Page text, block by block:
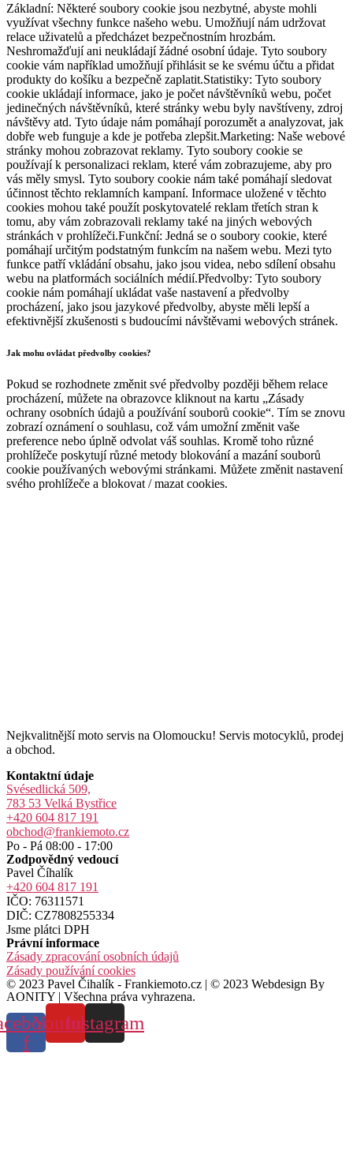
Základní: Některé soubory cookie jsou nezbytné, abyste mohli
využívat všechny funkce našeho webu. Umožňují nám udržovat
relace uživatelů a předcházet bezpečnostním hrozbám.
Neshromažďují ani neukládají žádné osobní údaje. Tyto soubory
cookie vám například umožňují přihlásit se ke svému účtu a přidat
produkty do košíku a bezpečně zaplatit.Statistiky: Tyto soubory
cookie ukládají informace, jako je počet návštěvníků webu, počet
jedinečných návštěvníků, které stránky webu byly navštíveny, zdroj
návštěvy atd. Tyto údaje nám pomáhají porozumět a analyzovat, jak
dobře web funguje a kde je potřeba zlepšit.Marketing: Naše webové
stránky mohou zobrazovat reklamy. Tyto soubory cookie se
používají k personalizaci reklam, které vám zobrazujeme, aby pro
vás měly smysl. Tyto soubory cookie nám také pomáhají sledovat
účinnost těchto reklamních kampaní. Informace uložené v těchto
cookies mohou také použít poskytovatelé reklam třetích stran k
tomu, aby vám zobrazovali reklamy také na jiných webových
stránkách v prohlížeči.Funkční: Jedná se o soubory cookie, které
pomáhají určitým podstatným funkcím na našem webu. Mezi tyto
funkce patří vkládání obsahu, jako jsou videa, nebo sdílení obsahu
webu na platformách sociálních médií.Předvolby: Tyto soubory
cookie nám pomáhají ukládat vaše nastavení a předvolby
procházení, jako jsou jazykové předvolby, abyste měli lepší a
efektivnější zkušenosti s budoucími návštěvami webových stránek.
Jak mohu ovládat předvolby cookies?
Pokud se rozhodnete změnit své předvolby později během relace
procházení, můžete na obrazovce kliknout na kartu „Zásady
ochrany osobních údajů a používání souborů cookie“. Tím se znovu
zobrazí oznámení o souhlasu, což vám umožní změnit vaše
preference nebo úplně odvolat váš souhlas. Kromě toho různé
prohlížeče poskytují různé metody blokování a mazání souborů
cookie používaných webovými stránkami. Můžete změnit nastavení
svého prohlížeče a blokovat / mazat cookies.
Nejkvalitnější moto servis na Olomoucku! Servis motocyklů, prodej
a obchod.
Kontaktní údaje
Svésedlická 509,
783 53 Velká Bystřice
+420 604 817 191
obchod@frankiemoto.cz
Po - Pá 08:00 - 17:00
Zodpovědný vedoucí
Pavel Číhalík
+420 604 817 191
IČO: 76311571
DIČ: CZ7808255334
Jsme plátci DPH
Právní informace
Zásady zpracování osobních údajů
Zásady používání cookies
© 2023 Pavel Čihalík - Frankiemoto.cz | © 2023 Webdesign By
AONITY | Všechna práva vyhrazena.
f
YoutubeInstagram